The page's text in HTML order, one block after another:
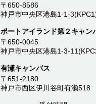
〒650-8586
神戸市中央区港島1-1-
ポートアイランド第２キャン
〒650-0045
神戸市中央区港島1-3-
有瀬キャンパス
〒651-2180
神戸市西区伊川谷町有瀬518